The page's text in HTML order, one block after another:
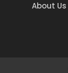
About Us